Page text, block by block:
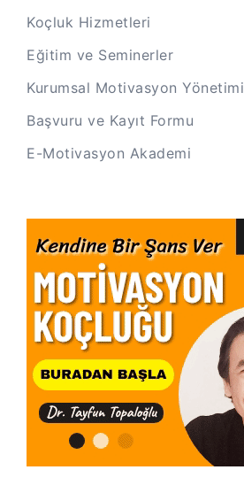
Koçluk Hizmetleri
Eğitim ve Seminerler
Kurumsal Motivasyon Yönetimi
Başvuru ve Kayıt Formu
E-Motivasyon Akademi